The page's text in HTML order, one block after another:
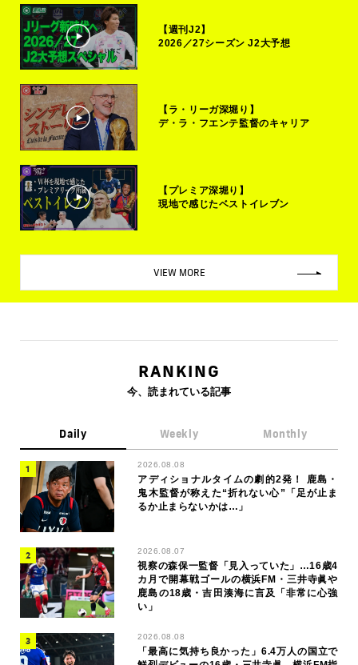
【週刊J2】
2026／27シーズン J2大予想
【ラ・リーガ深堀り】
デ・ラ・フエンテ監督のキャリア
【プレミア深堀り】
現地で感じたベストイレブン
VIEW MORE
RANKING
今、読まれている記事
Daily Weekly Monthly
2026.08.08
アディショナルタイムの劇的2発！ 鹿島・
鬼木監督が称えた“折れない心”「足が止ま
るか止まらないかは…」
2026.08.07
視察の森保一監督「見入っていた」…16歳4
カ月で開幕戦ゴールの横浜FM・三井寺眞や
鹿島の18歳・吉田湊海に言及「非常に心強
い」
2026.08.08
「最高に気持ち良かった」6.4万人の国立で